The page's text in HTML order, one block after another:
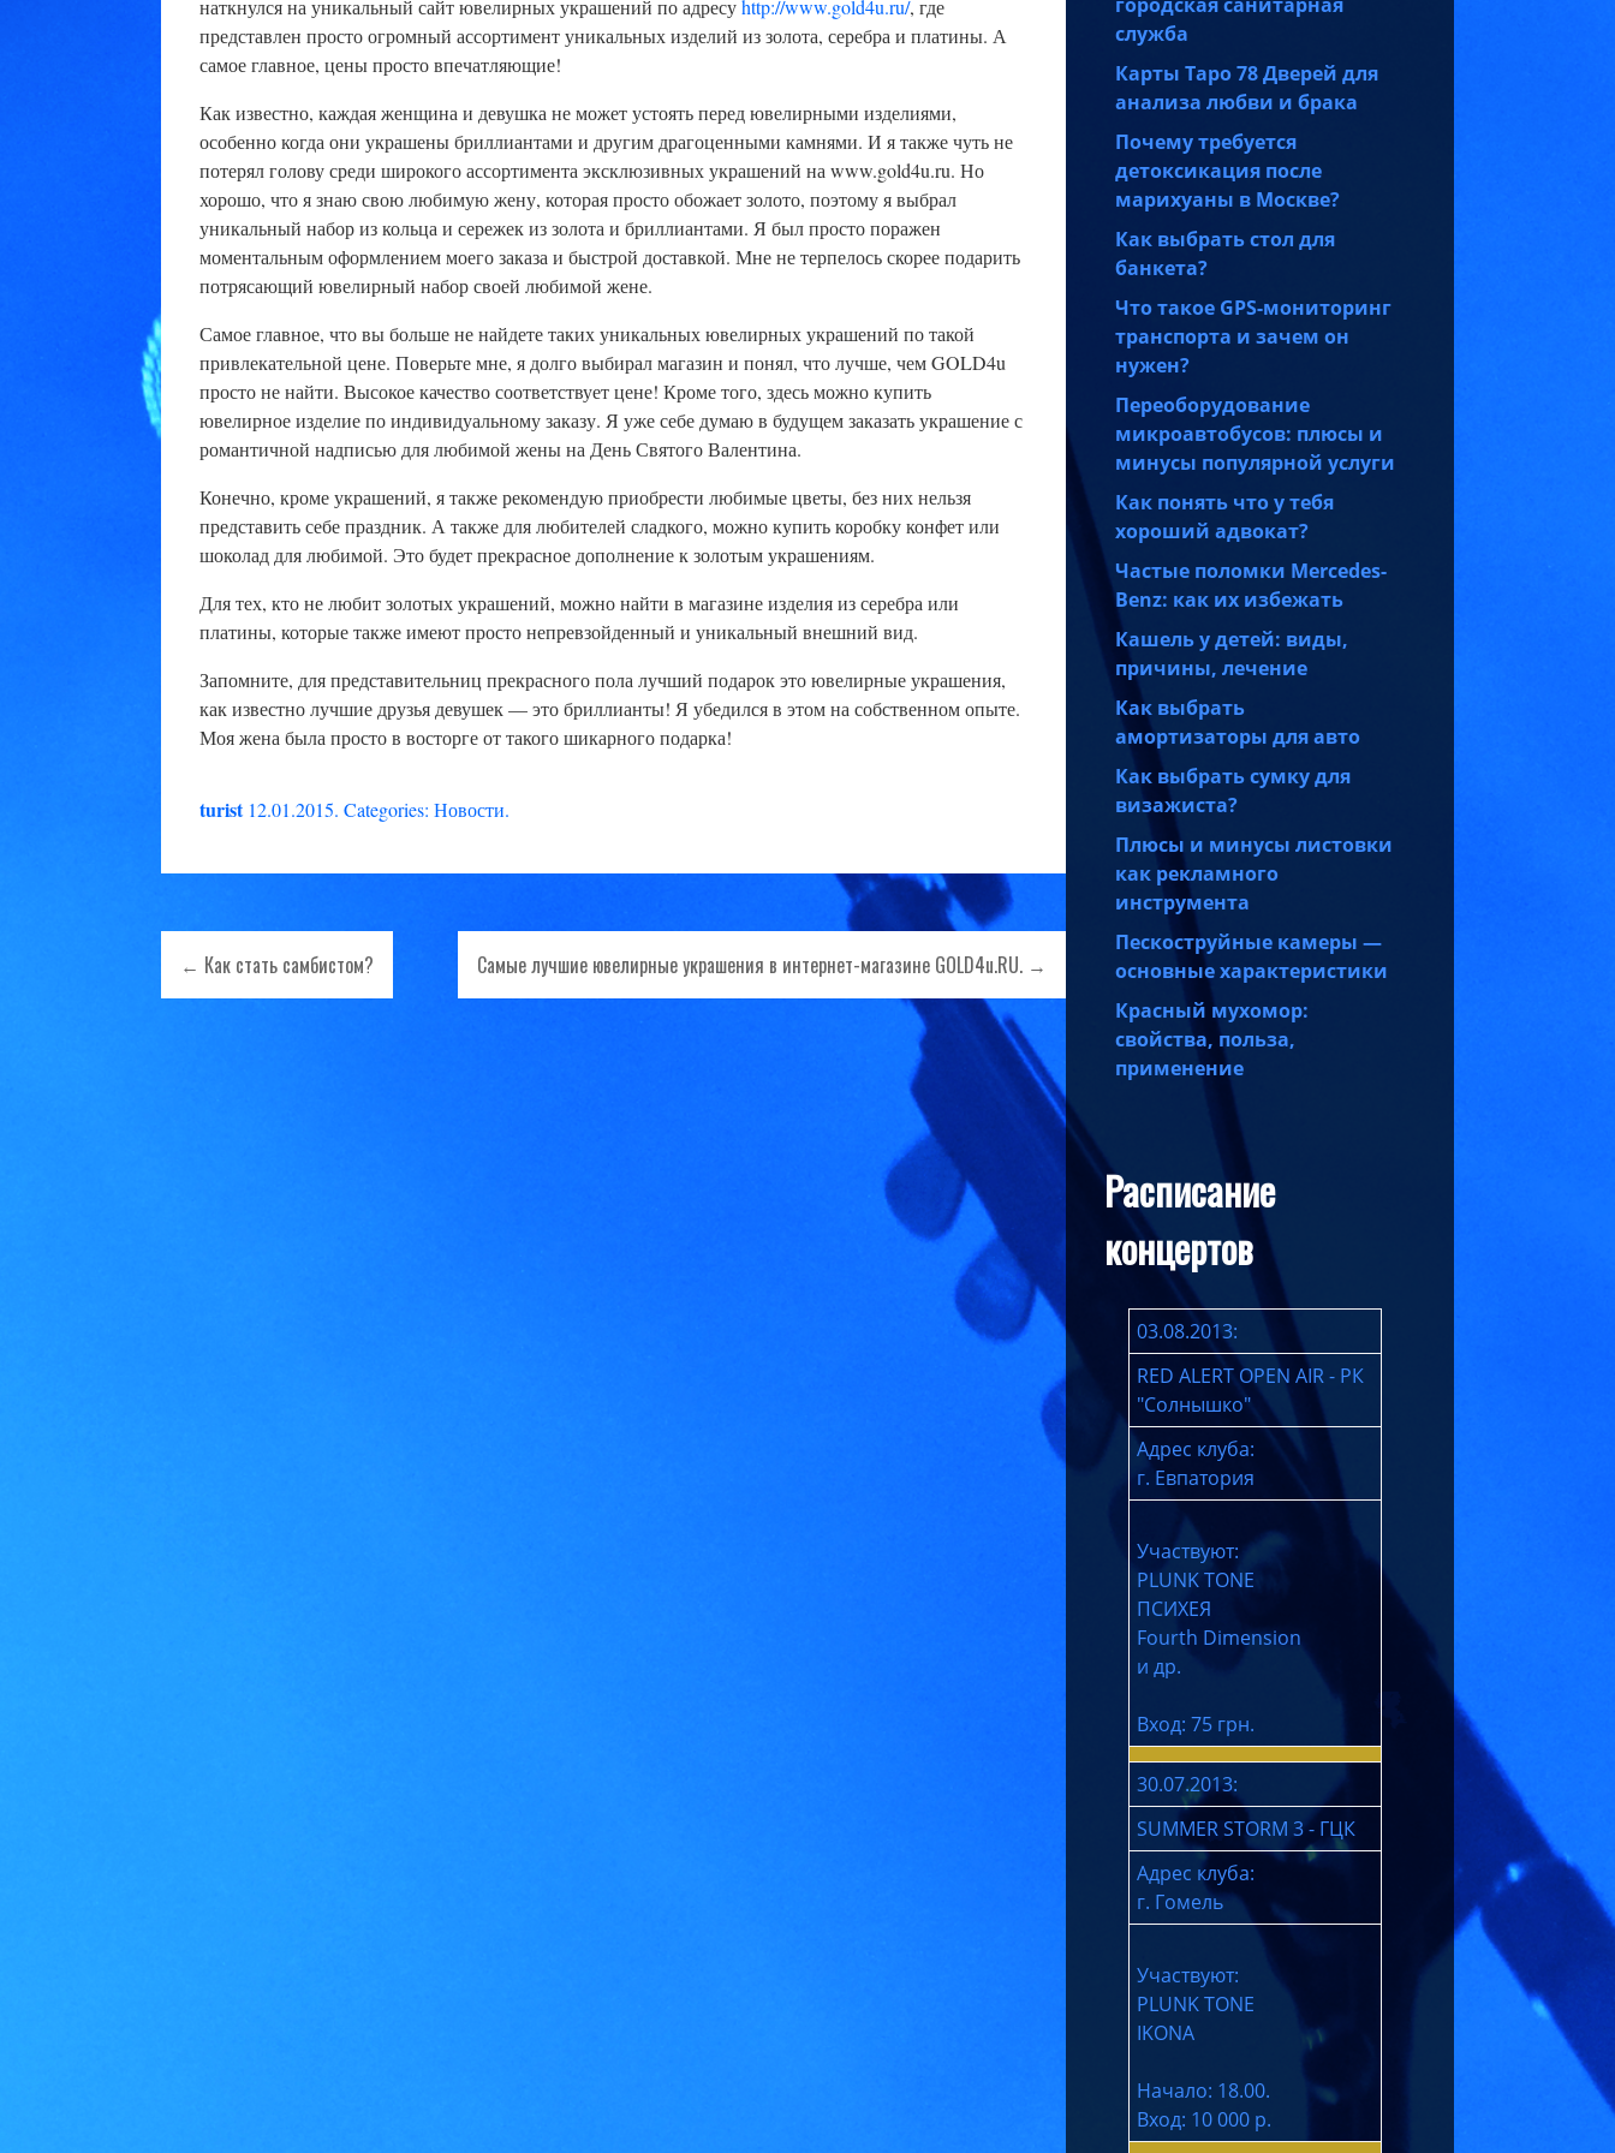
наткнулся на уникальный сайт ювелирных украшений по адресуhttp://www.gold4u.ru/, где
представлен просто огромный ассортимент уникальных изделий из золота, серебра и платины. А
самое главное, цены просто впечатляющие!
Как известно, каждая женщина и девушка не может устоять перед ювелирными изделиями,
особенно когда они украшены бриллиантами и другим драгоценными камнями. И я также чуть не
потерял голову среди широкого ассортимента эксклюзивных украшений на www.gold4u.ru. Но
хорошо, что я знаю свою любимую жену, которая просто обожает золото, поэтому я выбрал
уникальный набор из кольца и сережек из золота и бриллиантами. Я был просто поражен
моментальным оформлением моего заказа и быстрой доставкой. Мне не терпелось скорее подарить
потрясающий ювелирный набор своей любимой жене.
Самое главное, что вы больше не найдете таких уникальных ювелирных украшений по такой
привлекательной цене. Поверьте мне, я долго выбирал магазин и понял, что лучше, чем GOLD4u
просто не найти. Высокое качество соответствует цене! Кроме того, здесь можно купить
ювелирное изделие по индивидуальному заказу. Я уже себе думаю в будущем заказать украшение с
романтичной надписью для любимой жены на День Святого Валентина.
Конечно, кроме украшений, я также рекомендую приобрести любимые цветы, без них нельзя
представить себе праздник. А также для любителей сладкого, можно купить коробку конфет или
шоколад для любимой. Это будет прекрасное дополнение к золотым украшениям.
Для тех, кто не любит золотых украшений, можно найти в магазине изделия из серебра или
платины, которые также имеют просто непревзойденный и уникальный внешний вид.
Запомните, для представительниц прекрасного пола лучший подарок это ювелирные украшения,
как известно лучшие друзья девушек — это бриллианты! Я убедился в этом на собственном опыте.
Моя жена была просто в восторге от такого шикарного подарка!
turist 12.01.2015. Categories:Новости.
Навигация
← Как стать самбистом? Самые лучшие ювелирные украшения в интернет-магазине GOLD4u.RU. →
служба
Карты Таро 78 Дверей для
анализа любви и брака
Почему требуется
детоксикация после
марихуаны в Москве?
Как выбрать стол для
банкета?
Что такое GPS-мониторинг
транспорта и зачем он
нужен?
Переоборудование
микроавтобусов: плюсы и
минусы популярной услуги
Как понять что у тебя
хороший адвокат?
Частые поломки Mercedes-
Benz: как их избежать
Кашель у детей: виды,
причины, лечение
Как выбрать
амортизаторы для авто
Как выбрать сумку для
визажиста?
Плюсы и минусы листовки
как рекламного
инструмента
Пескоструйные камеры —
основные характеристики
Красный мухомор:
свойства, польза,
применение
Расписание
концертов
03.08.2013:
RED ALERT OPEN AIR - РК
"Солнышко"
Адрес клуба:
г. Евпатория
Участвуют:
PLUNK TONE
ПСИХЕЯ
Fourth Dimension
и др.
Вход: 75 грн.
30.07.2013:
SUMMER STORM 3 - ГЦК
Адрес клуба:
г. Гомель
Участвуют:
PLUNK TONE
IKONA
Начало: 18.00.
Вход: 10 000 р.